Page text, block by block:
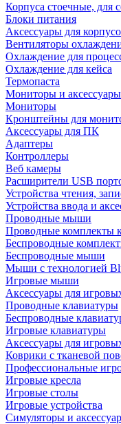
Корпуса стоечные, для
Блоки питания
Аксессуары для
Вентиляторы
Охлаждение для
Охлаждение для кейса
Термопаста
Мониторы и аксессуары
Мониторы
Кронштейны для
Аксессуары для ПК
Адаптеры
Контроллеры
Веб камеры
Расширители USB
Устройства чтения,
Устройства ввода и
Проводные мыши
Проводные комплекты
Беспроводные
Беспроводные мыши
Мыши с технологией
Игровые мыши
Аксессуары для
Проводные клавиатуры
Беспроводные
Игровые клавиатуры
Аксессуары для
Коврики с тканевой
Профессиональные
Игровые кресла
Игровые столы
Игровые устройства
Симуляторы и